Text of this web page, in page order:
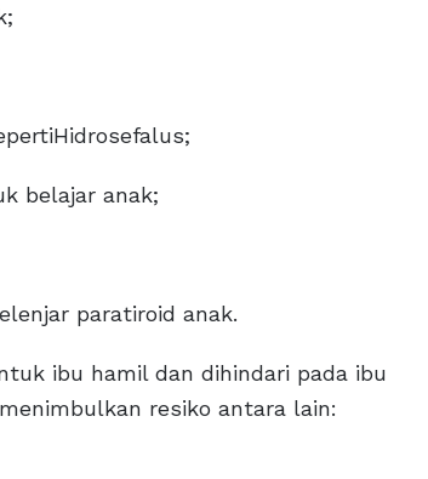
belajar anak;
paratiroid anak.
ibu hamil dan dihindari pada ibu
resiko antara lain: